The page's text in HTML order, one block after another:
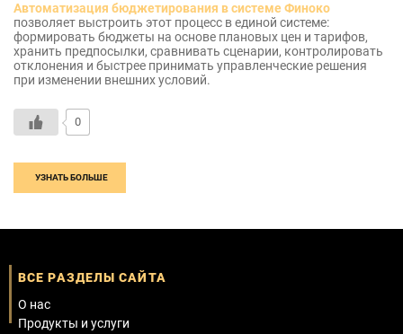
Автоматизация бюджетирования в системе Финоко
позволяет выстроить этот процесс в единой системе:
формировать бюджеты на основе плановых цен и тарифов,
хранить предпосылки, сравнивать сценарии, контролировать
отклонения и быстрее принимать управленческие решения
при изменении внешних условий.
0
УЗНАТЬ БОЛЬШЕ
ВСЕ РАЗДЕЛЫ САЙТА
О нас
Продукты и услуги